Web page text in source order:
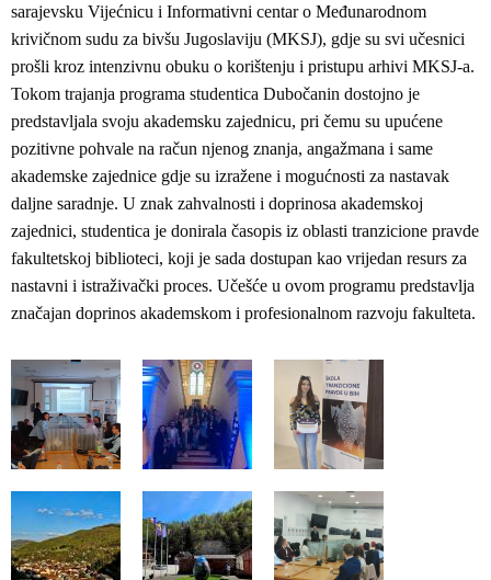
sarajevsku Vijećnicu i Informativni centar o Međunarodnom
krivičnom sudu za bivšu Jugoslaviju (MKSJ), gdje su svi učesnici
prošli kroz intenzivnu obuku o korištenju i pristupu arhivi MKSJ-a.
Tokom trajanja programa studentica Dubočanin dostojno je
predstavljala svoju akademsku zajednicu, pri čemu su upućene
pozitivne pohvale na račun njenog znanja, angažmana i same
akademske zajednice gdje su izražene i mogućnosti za nastavak
daljne saradnje. U znak zahvalnosti i doprinosa akademskoj
zajednici, studentica je donirala časopis iz oblasti tranzicione pravde
fakultetskoj biblioteci, koji je sada dostupan kao vrijedan resurs za
nastavni i istraživački proces. Učešće u ovom programu predstavlja
značajan doprinos akademskom i profesionalnom razvoju fakulteta.